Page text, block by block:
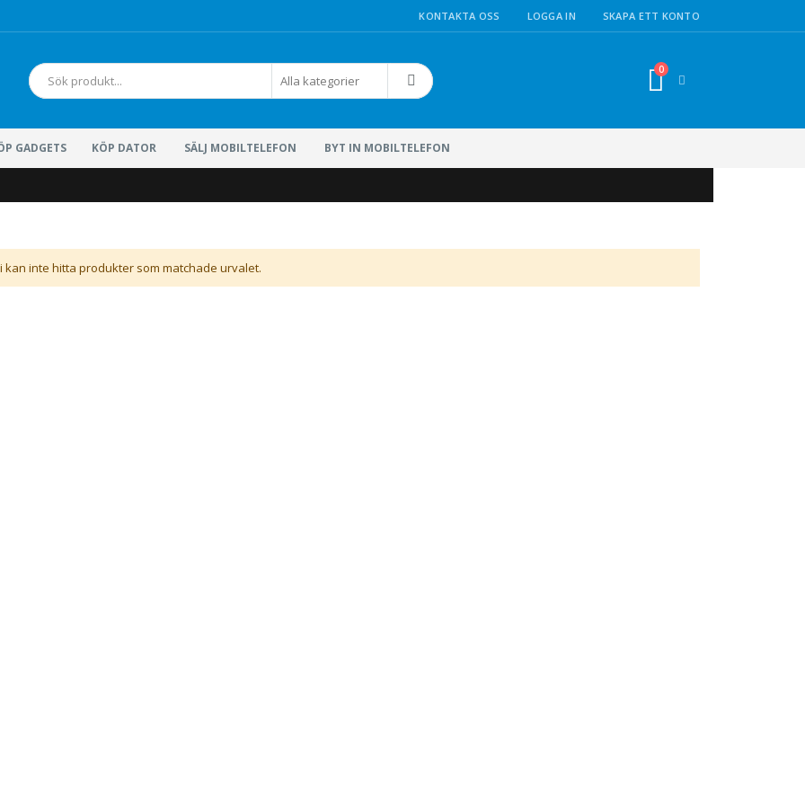
KONTAKTA OSS LOGGA IN SKAPA ETT KONTO
Cart
0
Sök
GADGETS KÖP DATOR SÄLJ MOBILTELEFON BYT IN MOBILTELEFON
kan inte hitta produkter som matchade urvalet.